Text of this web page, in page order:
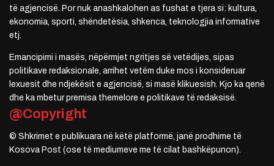
të agjencisë. Por nuk anashkalohen as fushat e tjera si: kultura,
ekonomia, sporti, shëndetësia, shkenca, teknologjia informative
etj.
Emancipimi i masës, nëpërmjet ngritjes së vetëdijes, sipas
politikave redaksionale, arrihet vetëm duke mos i konsideruar
lexuesit dhe ndjekësit e agjencisë, si masë klikuesish. Kjo ka qenë
dhe ka mbetur premisa themelore e politikave të redaksisë.
@Copyright
© Shkrimet e publikuara në këtë platformë, janë prodhime të
Kosova Post (ose të mediumeve me të cilat bashkëpunon).